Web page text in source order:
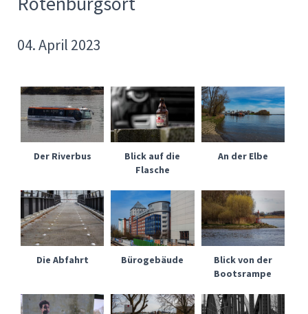
04. April 2023
Der Riverbus
Blick auf die
Flasche
An der Elbe
Die Abfahrt Bürogebäude
Blick von der
Bootsrampe